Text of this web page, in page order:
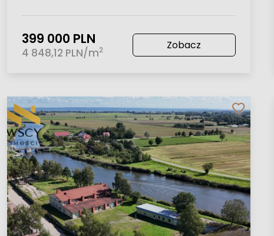
399 000 PLN
4 848,12 PLN/m2 Zobacz